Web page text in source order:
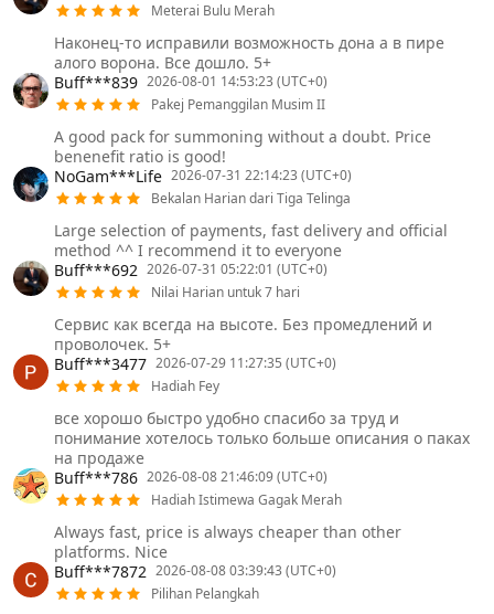
Meterai Bulu Merah
Наконец-то исправили возможность дона а в пире
алого ворона. Все дошло. 5+
Buff***839 2026-08-01 14:53:23 (UTC+0)
Pakej Pemanggilan Musim II
A good pack for summoning without a doubt. Price
benenefit ratio is good!
NoGam***Life 2026-07-31 22:14:23 (UTC+0)
Bekalan Harian dari Tiga Telinga
Large selection of payments, fast delivery and official
method ^^ I recommend it to everyone
Buff***692 2026-07-31 05:22:01 (UTC+0)
Nilai Harian untuk 7 hari
Сервис как всегда на высоте. Без промедлений и
проволочек. 5+
Buff***3477 2026-07-29 11:27:35 (UTC+0)
Hadiah Fey
все хорошо быстро удобно спасибо за труд и
понимание хотелось только больше описания о паках
на продаже
Buff***786 2026-08-08 21:46:09 (UTC+0)
Hadiah Istimewa Gagak Merah
Always fast, price is always cheaper than other
platforms. Nice
Buff***7872 2026-08-08 03:39:43 (UTC+0)
Pilihan Pelangkah